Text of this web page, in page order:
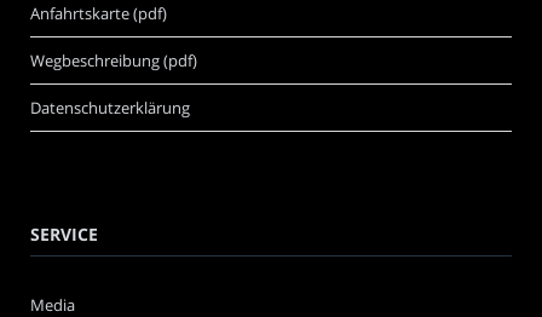
Anfahrtskarte (pdf)
Wegbeschreibung (pdf)
Datenschutzerklärung
SERVICE
Media